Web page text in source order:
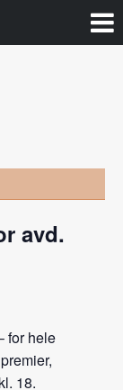
avd.
for hele
18.